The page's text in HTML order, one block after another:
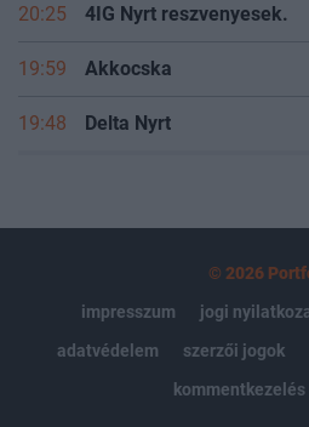
20:25 4IG Nyrt reszvenyesek.
19:59 Akkocska
19:48 Delta Nyrt
© 2026
impresszum
jogi
adatvédelem
szerzői jogok
kommentkezelés